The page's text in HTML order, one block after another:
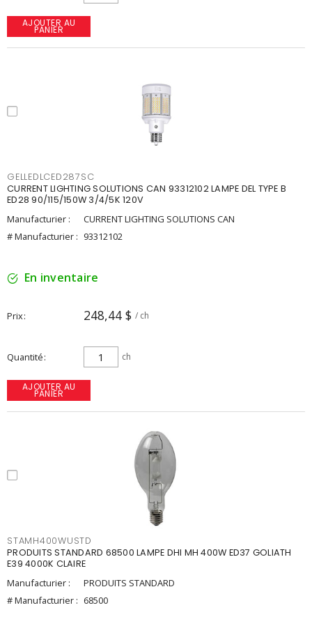
AJOUTER AU
PANIER
GELLEDLCED287SC
CURRENT LIGHTING SOLUTIONS CAN 93312102 LAMPE DEL TYPE B
ED28 90/115/150W 3/4/5K 120V
Manufacturier :
CURRENT LIGHTING SOLUTIONS CAN
# Manufacturier : 93312102
En inventaire
Prix 248,44 $ / ch
Quantité ch
AJOUTER AU
PANIER
STAMH400WUSTD
PRODUITS STANDARD 68500 LAMPE DHI MH 400W ED37 GOLIATH
E39 4000K CLAIRE
Manufacturier :
PRODUITS STANDARD
# Manufacturier : 68500